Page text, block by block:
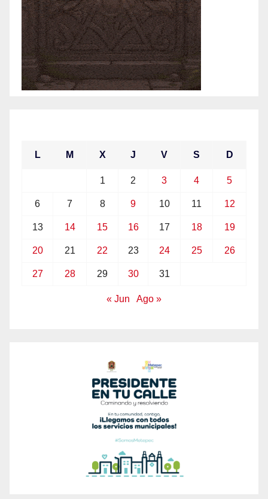
L M X J V S D
1 2 3 4 5
6 7 8 9 10 11 12
13 14 15 16 17 18 19
20 21 22 23 24 25 26
27 28 29 30 31
« Jun Ago »